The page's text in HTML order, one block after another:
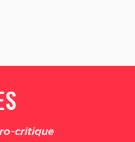
critique